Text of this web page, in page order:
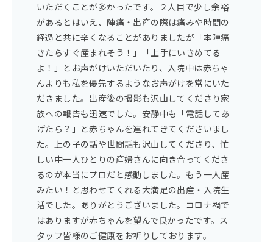
いただくことが多かったです。２人目で少し余裕
があるとはいえ、陣痛・出産の際は痛みや時間の
経過と共に辛くなることがありましたが「本陣痛
きたらすぐ産まれそう！」「上手にいきめてる
よ！」とお声がけいただいたり、入院中は赤ちゃ
んよりも私を優先するようなお声がけを常にいた
だきました。出産後の撮影も沢山してくださり家
族への報告も迅速でした。安静中も「電話してあ
げたら？」と赤ちゃんを連れてきてくださいまし
た。上の子の話や世間話も沢山してくださり、忙
しい中一人ひとりの産婦さんに向き合ってくださ
るのが本当にプロだと感動しました。もう一人産
みたい！と思わせてくれる大満足の出産・入院生
活でした。ありがとうございました。コロナ禍で
はありますが赤ちゃんを望んで良かったです。ス
タッフ皆様のご健康をお祈りしております。